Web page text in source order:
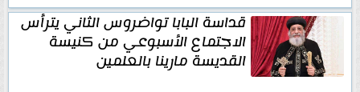
قداسة البابا تواضروس الثاني يترأس
الاجتماع الأسبوعي من كنيسة
القديسة مارينا بالعلمين